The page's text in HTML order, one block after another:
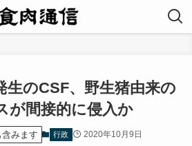
生のCSF、野生猪由来の
が間接的に侵入か
みます 行政 2020年10月9日